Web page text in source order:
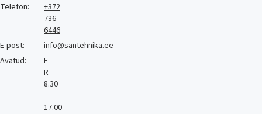
Telefon:
+372
736
6446
E-post:
info@santehnika.ee
Avatud:
E-
R
8.30
-
17.00